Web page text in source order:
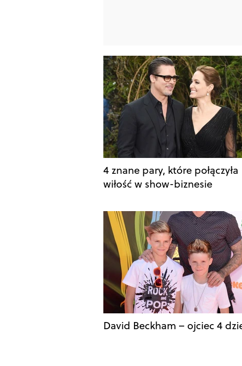
4 znane pary, które połączyła
wiłość w show-biznesie
David Beckham – ojciec 4